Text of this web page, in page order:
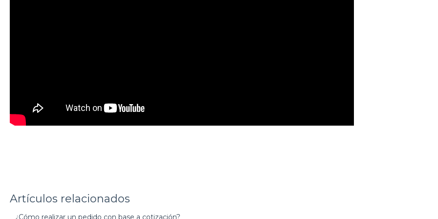
Artículos relacionados
¿Cómo realizar un pedido con base a cotización?